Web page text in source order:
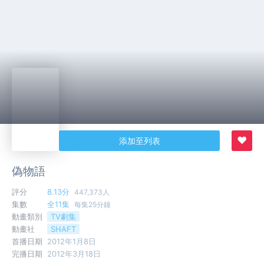
添加至列表 ♥
偽物語
評分 8.13分 447,373人
集數 全11集 每集25分鐘
動畫類別
TV劇集
動畫社
SHAFT
首播日期
2012年1月8日
完播日期
2012年3月18日